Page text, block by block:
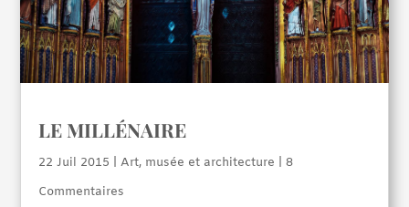
LE MILLÉNAIRE
22 Juil 2015 |Art, musée et architecture | 8
Commentaires